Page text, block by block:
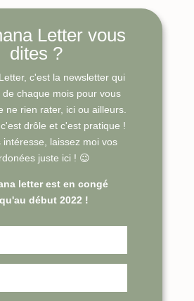
Letter vous
dites ?
c'est la newsletter qui
de chaque mois pour vous
ne rien rater, ici ou ailleurs.
drôle et c'est pratique !
intéresse, laissez moi vos
juste ici ! 😉
letter est en congé
début 2022 !